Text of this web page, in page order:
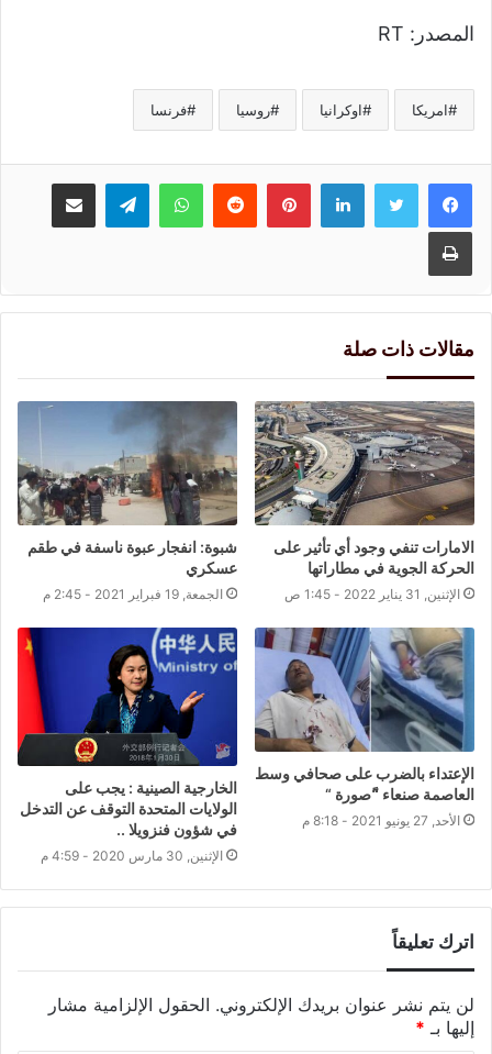
المصدر: RT
امريكا اوكرانيا روسيا فرنسا
لينكدإنبينتيريست واتسابتيلقرام مشاركة عبر البريد
طباعة
مقالات ذات صلة
الامارات تنفي وجود أي تأثير على
الحركة الجوية في مطاراتها
الإثنين, 31 يناير 2022 - 1:45 ص
شبوة: انفجار عبوة ناسفة في طقم
عسكري
الجمعة, 19 فبراير 2021 - 2:45 م
الإعتداء بالضرب على صحافي وسط
العاصمة صنعاء “ًصورة “
الأحد, 27 يونيو 2021 - 8:18 م
الخارجية الصينية : يجب على
الولايات المتحدة التوقف عن التدخل
في شؤون فنزويلا ..
الإثنين, 30 مارس 2020 - 4:59 م
اترك تعليقاً
لن يتم نشر عنوان بريدك الإلكتروني. الحقول الإلزامية مشار
إليها بـ *